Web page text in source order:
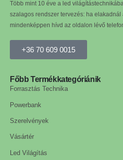
Több mint 10 éve a led
szalagos rendszer tervezés: ha
mindenképpen hívd az oldalon lévő
+36 70 609 0015
Főbb Termékkategóriánik
Forrasztás Technika
Powerbank
Szerelvények
Vásártér
Led Világítás